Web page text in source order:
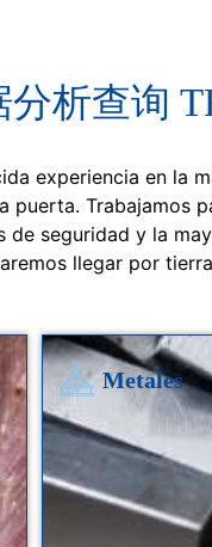
析查询
experiencia en la
puerta. Trabajamos
de seguridad y la
llegar por
Metales